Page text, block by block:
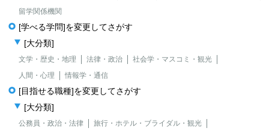
留学関係機関
[学べる学問]を変更してさがす
[大分類]
文学・歴史・地理 法律・政治
社会学・マスコミ・観光
人間・心理
情報学・通信
[目指せる職種]を変更してさがす
[大分類]
公務員・政治・法律
旅行・ホテル・ブライダル・観光